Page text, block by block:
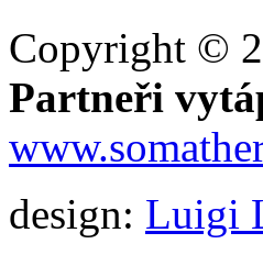
Copyright ©
Partneři
design: Luigi